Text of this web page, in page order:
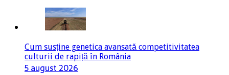
Cum susține genetica avansată competitivitatea
culturii de rapiță în România
5 august 2026